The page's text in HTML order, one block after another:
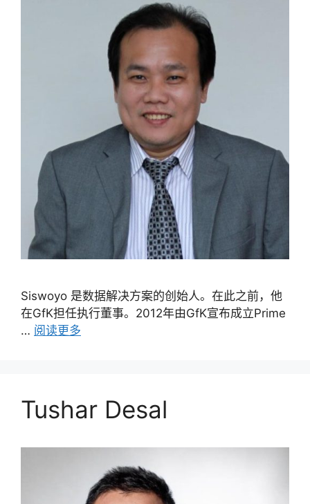
Siswoyo 是数据解决方案的创始人。在此之前，他
在GfK担任执行董事。2012年由GfK宣布成立Prime
… 阅读更多
Tushar Desal